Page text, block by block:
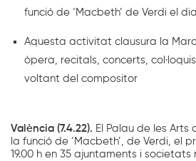
funció de ‘Macbeth’ de Verdi el dia
Aquesta activitat clausura la
òpera, recitals, concerts,
voltant del compositor
València (7.4.22). El Palau de les Arts
la funció de ‘Macbeth’, de Verdi, el
19.00 h en 35 ajuntaments i societats